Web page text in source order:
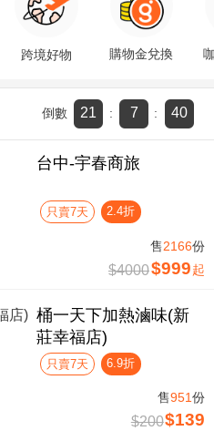
跨境好物 購物金兌換
倒數 21 : 7 : 40
台中-宇春商旅
只賣7天 2.4折
售2166份
$4000$999 起
桶一天下加熱滷味(新
莊幸福店)
只賣7天 6.9折
售951份
$200$139